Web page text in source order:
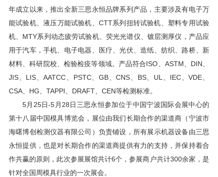
年成立以来，推出全新三思永恒品牌系列产品，主要涉及有电子万
能试验机、液压万能试验机、CTT系列扭转试验机、塑料专用试验
机、MTY系列动态疲劳试验机、荧光光谱仪、镀层测厚仪，产品应
用于汽车，手机、电子电器、医疗、光伏、造纸、纺织、路桥、新
材料、科研院校、检验检疫等领域。产品符合ISO、ASTM、DIN、
JIS、LIS、AATCC、PSTC、GB、CNS、BS、UL、IEC、VDE、
CSA、HG、TAPPI、DRAFT、CEN等检测标准。
5月25日-5月28日三思永恒参加位于中国宁波国际会展中心的
第十八届中国模具博览会，展位由我们长期合作的渠道商（宁波市
海曙博创检测仪器有限公司）负责铺设，所有展示机器设备由三思
永恒提供，也是对长期合作的渠道商提供有力的支持，并保持着合
作共赢的原则，此次参展展馆共计6个，参展商户共计300余家，是
针对全国周模具行业的一次展会。